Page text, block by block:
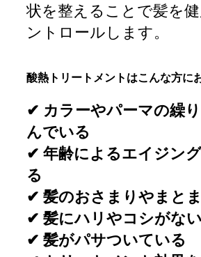
状を整えることで髪を
ントロールします。
酸熱トリートメントはこんな方に
✔ カラーやパーマの繰
んでいる
✔ 年齢によるエイジン
る
✔ 髪のおさまりやまと
✔ 髪にハリやコシがない
✔ 髪がパサついている